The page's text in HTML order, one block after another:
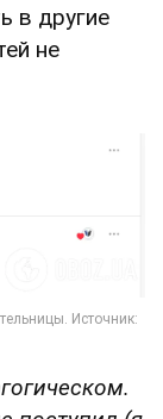
в другие
не